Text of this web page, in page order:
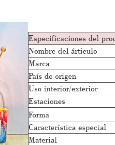
Especificaciones del
Nombre del árticulo
Marca
País de origen
Uso interior/exterior
Estaciones
Forma
Característica especial
Material